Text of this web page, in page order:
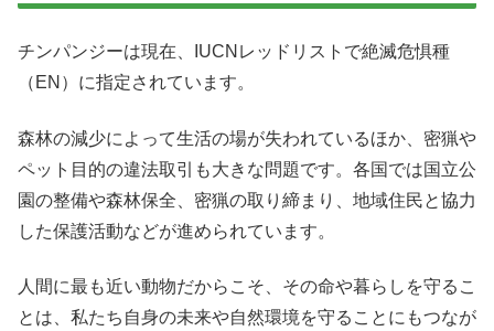
チンパンジーは現在、IUCNレッドリストで絶滅危惧種
（EN）に指定されています。
森林の減少によって生活の場が失われているほか、密猟や
ペット目的の違法取引も大きな問題です。各国では国立公
園の整備や森林保全、密猟の取り締まり、地域住民と協力
した保護活動などが進められています。
人間に最も近い動物だからこそ、その命や暮らしを守るこ
とは、私たち自身の未来や自然環境を守ることにもつなが